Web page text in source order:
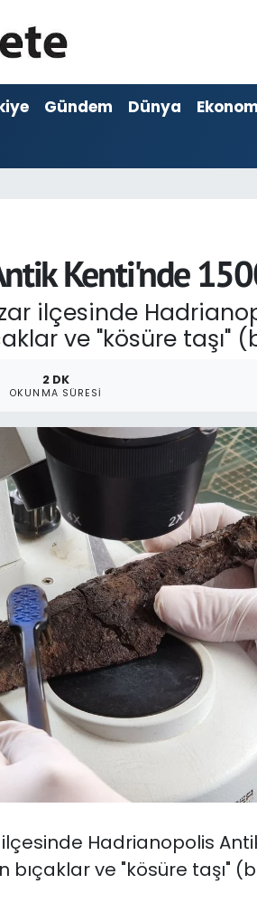
Gündem Dünya
Kenti'nde
ilçesinde
ve "kösüre taşı"
2 DK
OKUNMA SÜRESI
Hadrianopolis
ve "kösüre taşı"